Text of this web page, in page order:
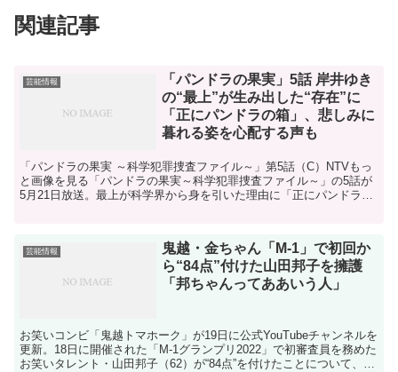
関連記事
芸能情報
「パンドラの果実」5話 岸井ゆき
の“最上”が生み出した“存在”に
「正にパンドラの箱」、悲しみに
暮れる姿を心配する声も
「パンドラの果実 ～科学犯罪捜査ファイル～」第5話（C）NTVもっ
と画像を見る「パンドラの果実～科学犯罪捜査ファイル～」の5話が
5月21日放送。最上が科学界から身を引いた理由に「正にパンドラの
芸能情報
鬼越・金ちゃん「M-1」で初回か
ら“84点”付けた山田邦子を擁護
「邦ちゃんってああいう人」
お笑いコンビ「鬼越トマホーク」が19日に公式YouTubeチャンネルを
更新。18日に開催された「M-1グランプリ2022」で初審査員を務めた
お笑いタレント・山田邦子（62）が“84点”を付けたことについて、コ